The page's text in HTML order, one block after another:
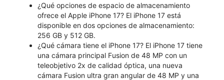
¿Qué opciones de espacio de almacenamiento
ofrece el Apple iPhone 17? El iPhone 17 está
disponible en dos opciones de almacenamiento:
256 GB y 512 GB.
¿Qué cámara tiene el iPhone 17? El iPhone 17 tiene
una cámara principal Fusion de 48 MP con un
teleobjetivo 2x de calidad óptica, una nueva
cámara Fusion ultra gran angular de 48 MP y una